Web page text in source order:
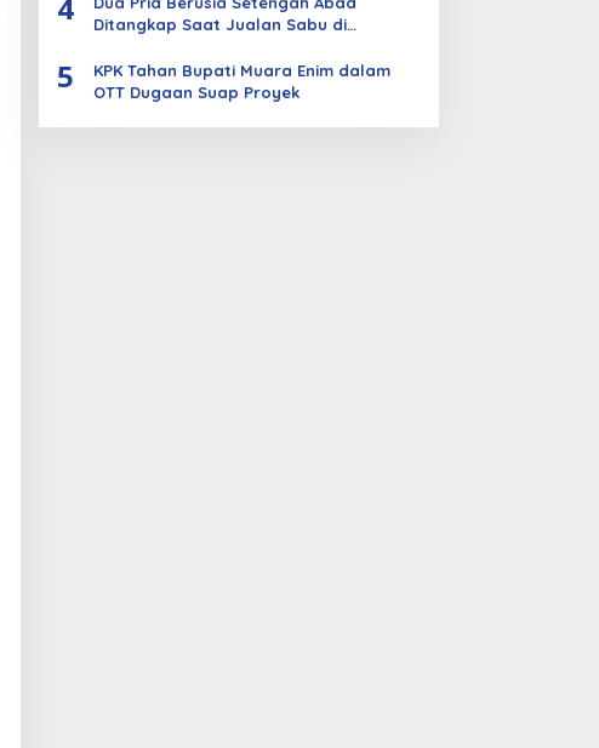
4
Ditangkap Saat Jualan Sabu di
5
KPK Tahan Bupati Muara Enim dalam
OTT Dugaan Suap Proyek